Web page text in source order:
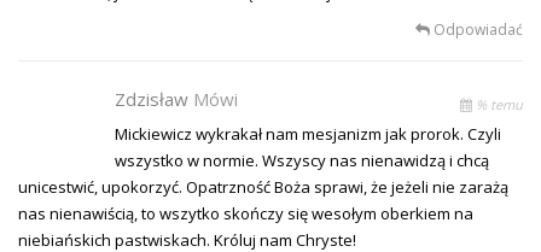
Odpowiadać
Zdzisław Mówi % temu
Mickiewicz wykrakał nam mesjanizm jak prorok. Czyli
wszystko w normie. Wszyscy nas nienawidzą i chcą
unicestwić, upokorzyć. Opatrzność Boża sprawi, że jeżeli nie zarażą
nas nienawiścią, to wszytko skończy się wesołym oberkiem na
niebiańskich pastwiskach. Króluj nam Chryste!